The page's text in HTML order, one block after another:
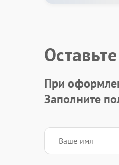
При
Заполните